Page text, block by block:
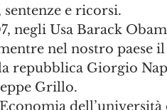
e ricorsi.
negli Usa Barack
nel nostro
repubblica Giorgio
Grillo.